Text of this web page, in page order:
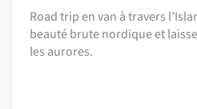
Road trip en van à travers
beauté brute nordique et
les aurores.